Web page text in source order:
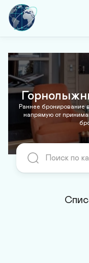
Раннее бронирование
напрямую от